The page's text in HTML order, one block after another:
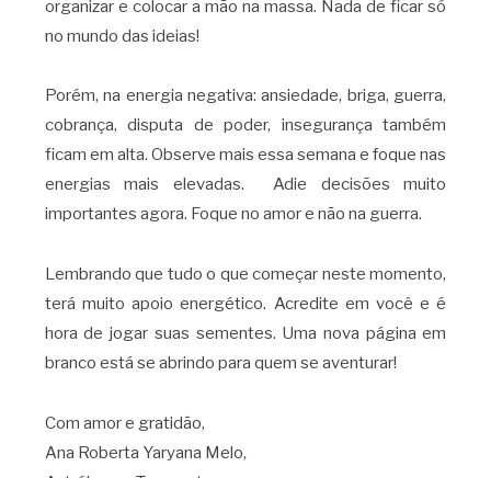
organizar e colocar a mão na massa. Nada de ficar só
no mundo das ideias!
Porém, na energia negativa: ansiedade, briga, guerra,
cobrança, disputa de poder, insegurança também
ficam em alta. Observe mais essa semana e foque nas
energias mais elevadas. Adie decisões muito
importantes agora. Foque no amor e não na guerra.
Lembrando que tudo o que começar neste momento,
terá muito apoio energético. Acredite em você e é
hora de jogar suas sementes. Uma nova página em
branco está se abrindo para quem se aventurar!
Com amor e gratidão,
Ana Roberta Yaryana Melo,